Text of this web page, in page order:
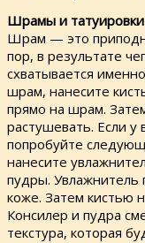
Шрамы и татуировки
Шрам — это
пор, в результате
схватывается
шрам, нанесите
прямо на шрам.
растушевать. Если у
попробуйте
нанесите
пудры. Увлажнитель
коже. Затем кистью
Консилер и пудра
текстура, которая